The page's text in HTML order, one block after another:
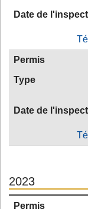
Date de
Permis
Type
Date de
2023
Permis